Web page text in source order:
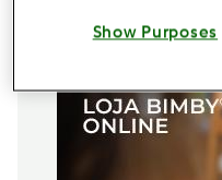
Show Purposes